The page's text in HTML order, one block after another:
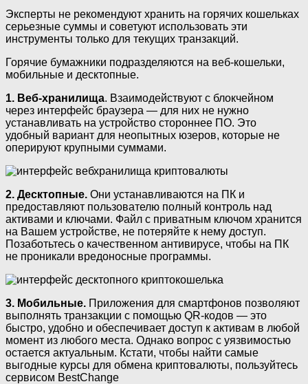
Эксперты не рекомендуют хранить на горячих кошельках
серьезные суммы и советуют использовать эти
инструменты только для текущих транзакций.
Горячие бумажники подразделяются на веб-кошельки,
мобильные и десктопные.
1. Веб-хранилища. Взаимодействуют с блокчейном
через интерфейс браузера — для них не нужно
устанавливать на устройство стороннее ПО. Это
удобный вариант для неопытных юзеров, которые не
оперируют крупными суммами.
2. Десктопные. Они устанавливаются на ПК и
предоставляют пользователю полный контроль над
активами и ключами. Файл с приватным ключом хранится
на Вашем устройстве, не потеряйте к нему доступ.
Позаботьтесь о качественном антивирусе, чтобы на ПК
не проникали вредоносные программы.
3. Мобильные. Приложения для смартфонов позволяют
выполнять транзакции с помощью QR-кодов — это
быстро, удобно и обеспечивает доступ к активам в любой
момент из любого места. Однако вопрос с уязвимостью
остается актуальным. Кстати, чтобы найти самые
выгодные курсы для обмена криптовалюты, пользуйтесь
сервисом BestChange